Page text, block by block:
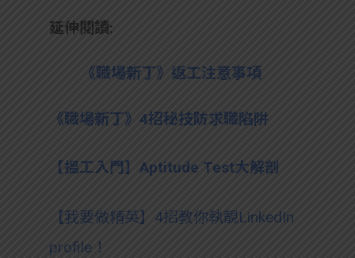
延伸閱讀:
《職場新丁》返工注意事項
《職場新丁》4招秘技防求職陷阱
【搵工入門】Aptitude Test大解剖
【我要做精英】4招教你執靚LinkedIn
profile！